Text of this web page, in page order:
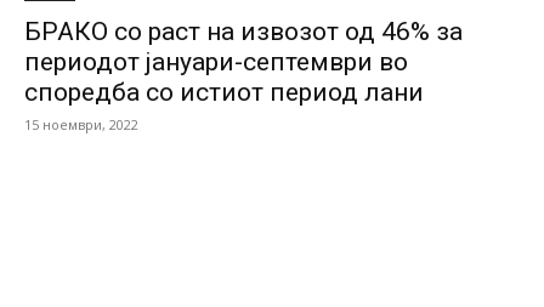
БРАКО сo раст на извозот од 46% за
периодот јануари-септември во
споредба со истиот период лани
15 ноември, 2022